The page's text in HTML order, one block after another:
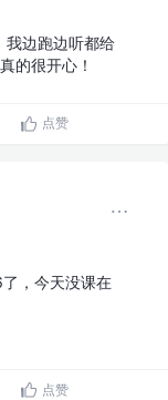
我边跑边听都给
的很开心！
点赞
，今天没课在
点赞